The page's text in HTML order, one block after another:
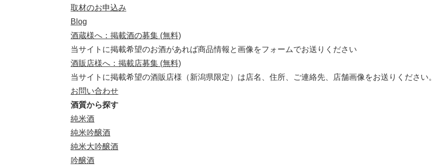
取材のお申込み
Blog
酒蔵様へ：掲載酒の募集 (無料)
当サイトに掲載希望のお酒があれば商品情報と画像をフォームでお送りください
酒販店様へ：掲載店募集 (無料)
当サイトに掲載希望の酒販店様（新潟県限定）は店名、住所、ご連絡先、店舗画像をお送りください。
お問い合わせ
酒質から探す
純米酒
純米吟醸酒
純米大吟醸酒
吟醸酒